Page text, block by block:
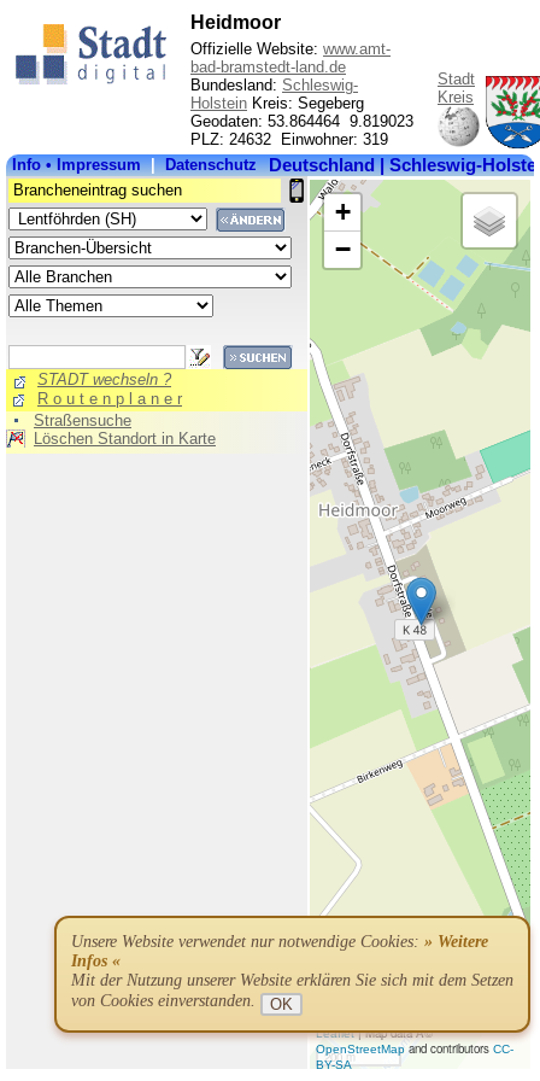
Heidmoor
Offizielle Website: www.amt-
bad-bramstedt-land.de
Bundesland: Schleswig-
Holstein Kreis: Segeberg
Geodaten: 53.864464 9.819023
PLZ: 24632 Einwohner: 319
Stadt
Kreis
Unsere Website verwendet nur notwendige Cookies: » Weitere
Infos «
Mit der Nutzung unserer Website erklären Sie sich mit dem Setzen
von Cookies einverstanden.
OK